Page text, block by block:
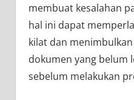
membuat kesalahan
hal ini dapat
kilat dan menimbulkan
dokumen yang belum
sebelum melakukan